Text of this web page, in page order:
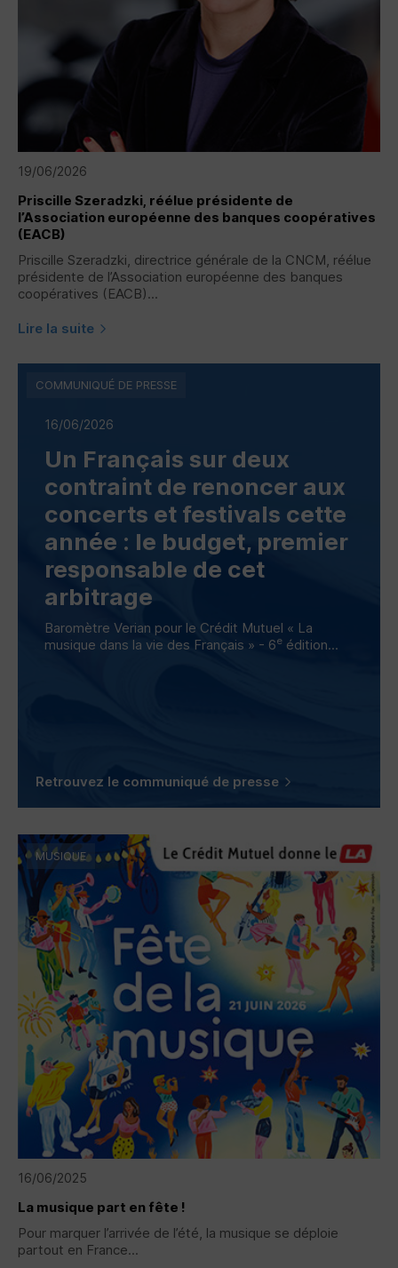
19/06/2026
Priscille Szeradzki, réélue présidente de
l’Association européenne des banques coopératives
(EACB)
Priscille Szeradzki, directrice générale de la CNCM , réélue
présidente de l’Association européenne des banques
coopératives (EACB)...
Lire la suite
16/06/2026
Un Français sur deux
contraint de renoncer aux
concerts et festivals cette
année : le budget, premier
responsable de cet
arbitrage
Baromètre Verian pour le Crédit Mutuel « La
musique dans la vie des Français » - 6e édition...
Retrouvez le communiqué de presse
COMMUNIQUÉ DE PRESSE
16/06/2025
La musique part en fête !
Pour marquer l’arrivée de l’été, la musique se déploie
partout en France...
MUSIQUE